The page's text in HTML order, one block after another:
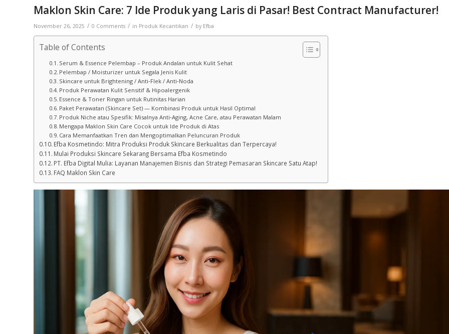
Maklon Skin Care: 7 Ide Produk yang Laris di Pasar! Best Contract Manufacturer!
November 26, 2025 / 0 Comments / in Produk Kecantikan / by Efba
Table of Contents
Serum & Essence Pelembap – Produk Andalan untuk Kulit Sehat
Pelembap / Moisturizer untuk Segala Jenis Kulit
Skincare untuk Brightening / Anti‑Flek / Anti‑Noda
Produk Perawatan Kulit Sensitif & Hipoalergenik
Essence & Toner Ringan untuk Rutinitas Harian
Paket Perawatan (Skincare Set) — Kombinasi Produk untuk Hasil Optimal
Produk Niche atau Spesifik: Misalnya Anti‑Aging, Acne Care, atau Perawatan Malam
Mengapa Maklon Skin Care Cocok untuk Ide Produk di Atas
Cara Memanfaatkan Tren dan Mengoptimalkan Peluncuran Produk
Efba Kosmetindo: Mitra Produksi Produk Skincare Berkualitas dan Terpercaya!
Mulai Produksi Skincare Sekarang Bersama Efba Kosmetindo
PT. Efba Digital Mulia: Layanan Manajemen Bisnis dan Strategi Pemasaran Skincare Satu Atap!
FAQ Maklon Skin Care